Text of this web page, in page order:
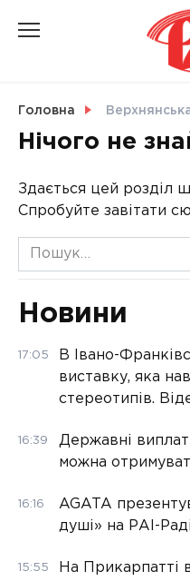
СВІТ
УКРАЇНА
Головна
Нічого не
Здається цей розділ
Спробуйте завітати
Search
for:
Новини
17:05
В Івано-
виставку, яка
стереотипів.
16:39
Державні
можна
16:16
AGATA
душі» на РАІ-
15:55
На Прикарпатті